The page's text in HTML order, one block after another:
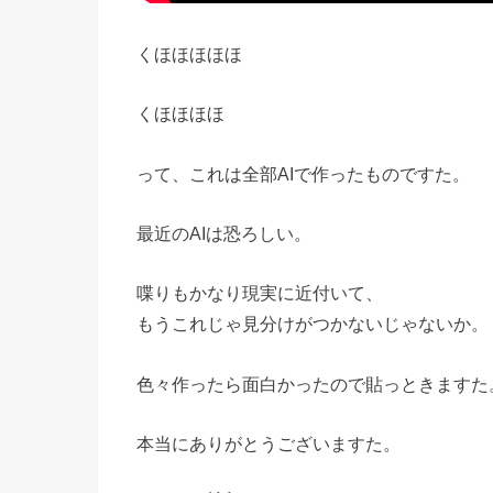
くほほほほほ
くほほほほ
って、これは全部AIで作ったものですた。
最近のAIは恐ろしい。
喋りもかなり現実に近付いて、
もうこれじゃ見分けがつかないじゃないか。
色々作ったら面白かったので貼っときますた
本当にありがとうございますた。